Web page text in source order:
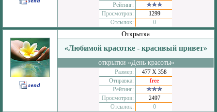
Рейтинг:
Просмотров:
1299
Отсылок:
0
Открытка
«Любимой красотке - красивый привет»
открытки «День красоты»
Размер:
477 Х 358
Отправка:
free
Рейтинг:
Просмотров:
2497
Отсылок:
0